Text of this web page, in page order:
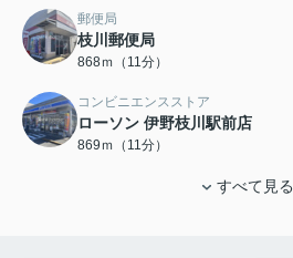
郵便局
枝川郵便局
868ｍ（11分）
コンビニエンスストア
ローソン 伊野枝川駅前店
869ｍ（11分）
すべて見る